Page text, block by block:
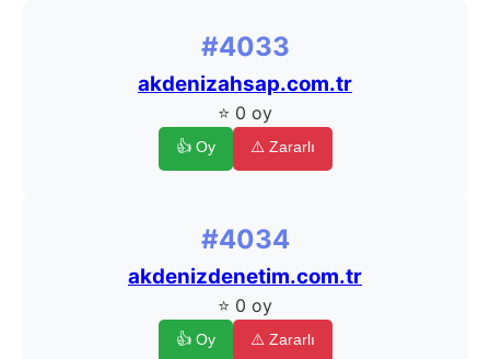
#4033
akdenizahsap.com.tr
⭐ 0 oy
👍 Oy ⚠️ Zararlı
#4034
akdenizdenetim.com.tr
⭐ 0 oy
👍 Oy ⚠️ Zararlı